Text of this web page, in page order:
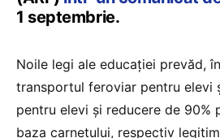
1 septembrie.
Noile legi ale educației prevăd,
transportul feroviar pentru elevi
pentru elevi și reducere de 90%
baza carnetului, respectiv